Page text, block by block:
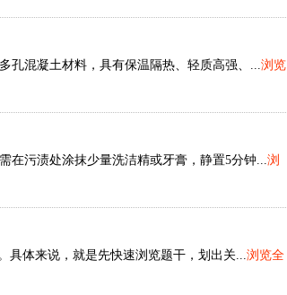
孔混凝土材料，具有保温隔热、轻质高强、...浏览
在污渍处涂抹少量洗洁精或牙膏，静置5分钟...浏
具体来说，就是先快速浏览题干，划出关...浏览全